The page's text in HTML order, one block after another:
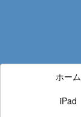
ホーム
iPad